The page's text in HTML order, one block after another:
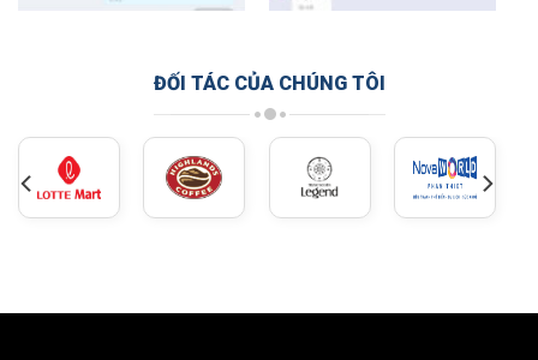
ĐỐI TÁC CỦA CHÚNG TÔI